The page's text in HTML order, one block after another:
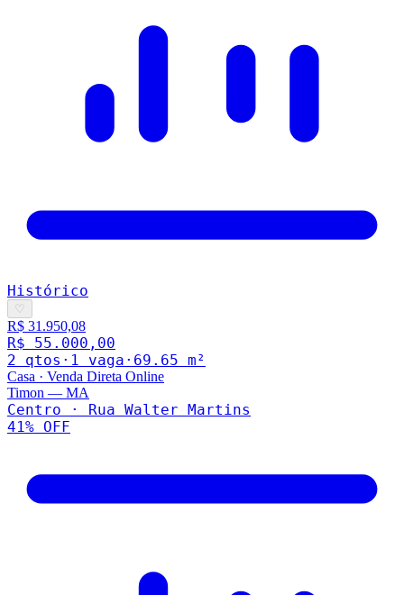
Histórico
♡
R$ 31.950,08
R$ 55.000,00
2 qtos · 1 vaga · 69.65 m²
Casa · Venda Direta Online
Timon — MA
Centro · Rua Walter Martins
41% OFF